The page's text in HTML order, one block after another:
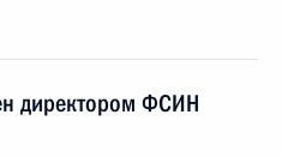
директором ФСИН